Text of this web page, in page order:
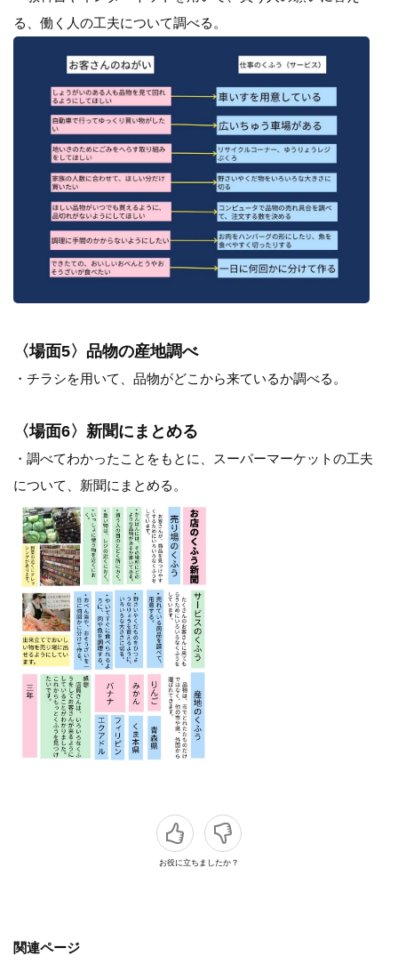
る、働く人の工夫について調べる。
〈場面5〉品物の産地調べ
・チラシを用いて、品物がどこから来ているか調べる。
〈場面6〉新聞にまとめる
・調べてわかったことをもとに、スーパーマーケットの工夫
について、新聞にまとめる。
お役に立ちましたか？
関連ページ